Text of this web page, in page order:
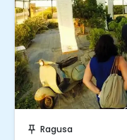
push_pin Ragusa